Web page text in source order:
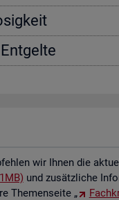
wir Ihnen die
und zu­sätz­li­che
The­men­sei­te „